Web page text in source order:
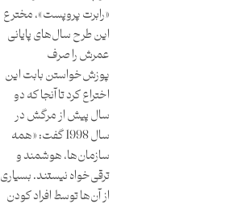
«رابرت پروپست»، مخترع
این طرح سال‌های پایانی
عمرش را صرف
پوزش‌خواستن بابت این
اختراع کرد تا آنجا که دو
سال پیش از مرگش در
سال 1998 گفت: «همه
سازمان‌ها، هوشمند و
ترقی‌خواه نیستند. بسیاری
از آن‌ها توسط افراد کودن